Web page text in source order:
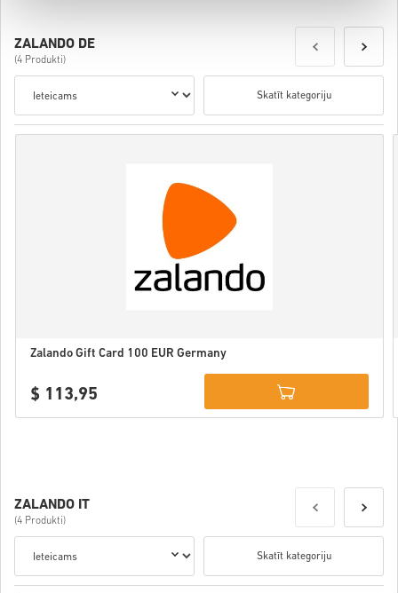
ZALANDO DE
(4 Produkti)
Skatīt kategoriju
Zalando Gift Card 100 EUR Germany
$ 113,95
ZALANDO IT
(4 Produkti)
Skatīt kategoriju